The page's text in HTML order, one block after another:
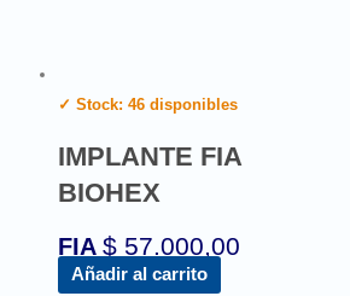
✓ Stock: 46 disponibles
IMPLANTE FIA
BIOHEX
FIA $ 57.000,00
Añadir al carrito